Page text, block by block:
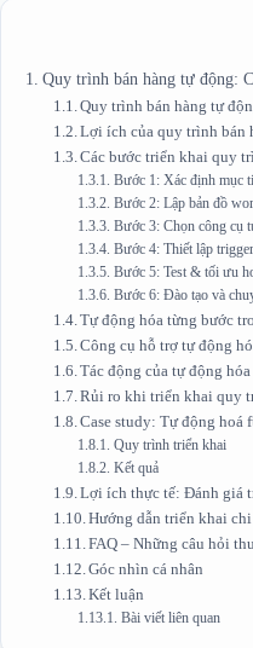
Quy trình bán hàng tự động:
Quy trình bán hàng tự
Lợi ích của quy trình bán
Các bước triển khai quy
Bước 1: Xác định mục
Bước 2: Lập bản đồ
Bước 3: Chọn công cụ
Bước 4: Thiết lập
Bước 5: Test & tối ưu
Bước 6: Đào tạo và
Tự động hóa từng bước
Công cụ hỗ trợ tự động
Tác động của tự động
Rủi ro khi triển khai quy
Case study: Tự động hoá
Quy trình triển khai
Kết quả
Lợi ích thực tế: Đánh giá
Hướng dẫn triển khai
FAQ – Những câu hỏi
Góc nhìn cá nhân
Kết luận
Bài viết liên quan